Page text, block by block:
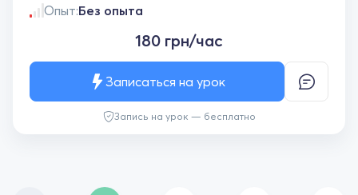
Опыт:Без опыта
180 грн/час
Запись на урок — бесплатно
Записаться на урок